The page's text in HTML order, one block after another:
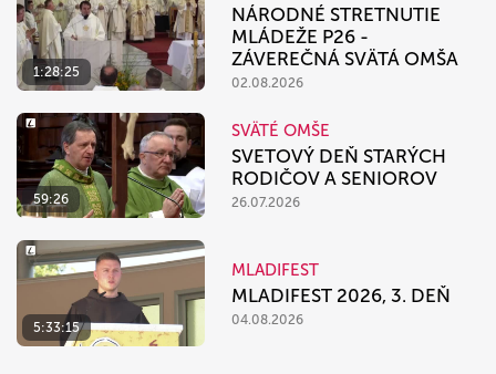
1:28:25
NÁRODNÉ STRETNUTIE
MLÁDEŽE P26 -
ZÁVEREČNÁ SVÄTÁ OMŠA
02.08.2026
59:26
SVÄTÉ OMŠE
SVETOVÝ DEŇ STARÝCH
RODIČOV A SENIOROV
26.07.2026
5:33:15
MLADIFEST
MLADIFEST 2026, 3. DEŇ
04.08.2026